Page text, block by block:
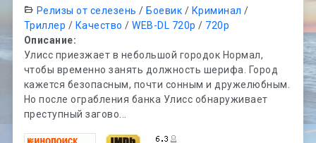
Релизы от селезень / Боевик / Криминал /
Триллер / Качество /WEB-DL 720p / 720p
Описание:
Улисс приезжает в небольшой городок Нормал,
чтобы временно занять должность шерифа. Город
кажется безопасным, почти сонным и дружелюбным.
Но после ограбления банка Улисс обнаруживает
преступный загово...